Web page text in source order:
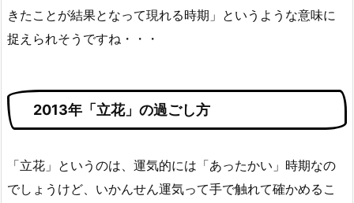
きたことが結果となって現れる時期」というような意味に
捉えられそうですね・・・
2013年「立花」の過ごし方
「立花」というのは、運気的には「あったかい」時期なの
でしょうけど、いかんせん運気って手で触れて確かめるこ